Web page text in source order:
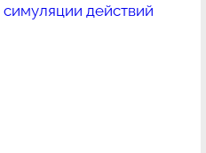
действий